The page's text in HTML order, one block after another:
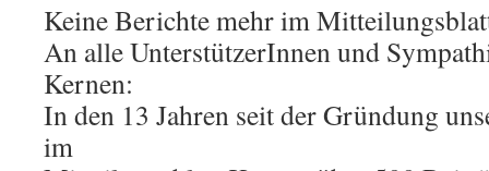
Keine Berichte mehr im
An alle UnterstützerInnen und
Kernen:
In den 13 Jahren seit der Gründung
im